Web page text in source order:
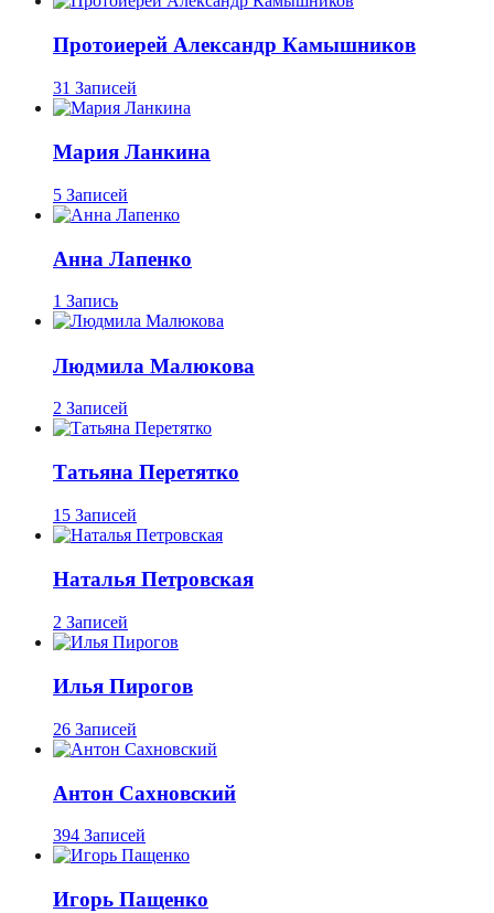
Протоиерей Александр Камышников
31 Записей
Мария Ланкина
5 Записей
Анна Лапенко
1 Запись
Людмила Малюкова
2 Записей
Татьяна Перетятко
15 Записей
Наталья Петровская
2 Записей
Илья Пирогов
26 Записей
Антон Сахновский
394 Записей
Игорь Пащенко